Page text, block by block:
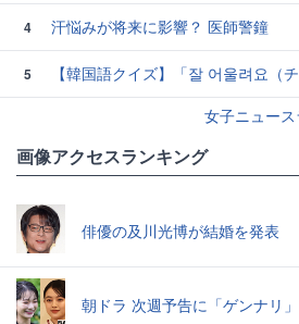
4 汗悩みが将来に影響？ 医師警鐘
5
【韓国語クイズ】「잘 어울려요（チャル オウルリ
女子ニュー
画像アクセスランキング
俳優の及川光博が結婚を発表
朝ドラ 次週予告に「ゲンナリ」